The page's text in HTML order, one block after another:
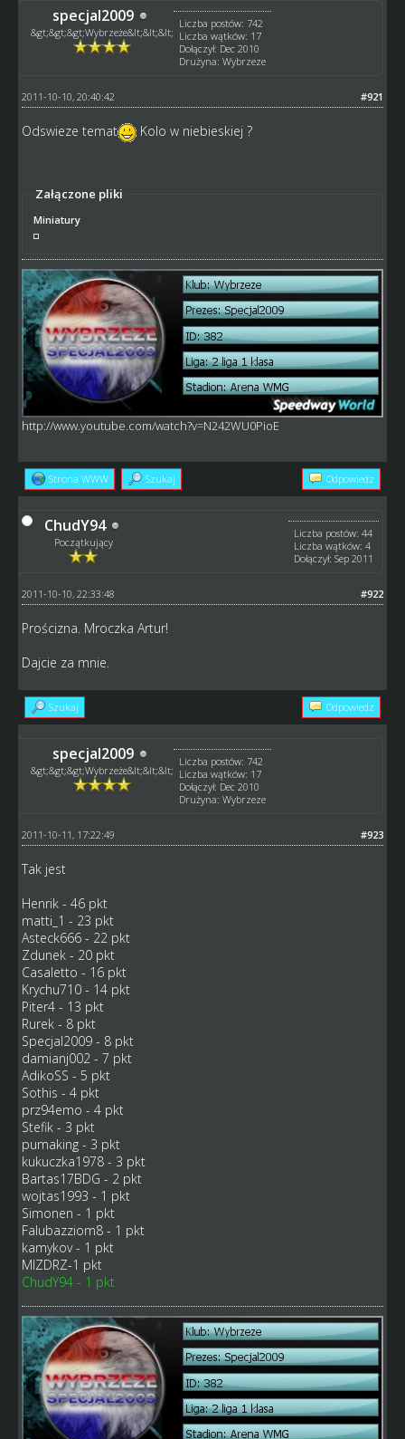
specjal2009
&gt;&gt;&gt;Wybrzeże&lt;&lt;&lt;
Liczba postów: 742
Liczba wątków: 17
Dołączył: Dec 2010
Drużyna: Wybrzeze
#921
2011-10-10, 20:40:42
Odswieze temat Kolo w niebieskiej ?
Załączone pliki
Miniatury
http://www.youtube.com/watch?v=N242WU0PioE
Strona WWW Szukaj Odpowiedz
ChudY94
Początkujący
Liczba postów: 44
Liczba wątków: 4
Dołączył: Sep 2011
#922
2011-10-10, 22:33:48
Prościzna. Mroczka Artur!
Dajcie za mnie.
Szukaj Odpowiedz
specjal2009
&gt;&gt;&gt;Wybrzeże&lt;&lt;&lt;
Liczba postów: 742
Liczba wątków: 17
Dołączył: Dec 2010
Drużyna: Wybrzeze
#923
2011-10-11, 17:22:49
Tak jest
Henrik - 46 pkt
matti_1 - 23 pkt
Asteck666 - 22 pkt
Zdunek - 20 pkt
Casaletto - 16 pkt
Krychu710 - 14 pkt
Piter4 - 13 pkt
Rurek - 8 pkt
Specjal2009 - 8 pkt
damianj002 - 7 pkt
AdikoSS - 5 pkt
Sothis - 4 pkt
prz94emo - 4 pkt
Stefik - 3 pkt
pumaking - 3 pkt
kukuczka1978 - 3 pkt
Bartas17BDG - 2 pkt
wojtas1993 - 1 pkt
Simonen - 1 pkt
Falubazziom8 - 1 pkt
kamykov - 1 pkt
MIZDRZ-1 pkt
ChudY94 - 1 pkt